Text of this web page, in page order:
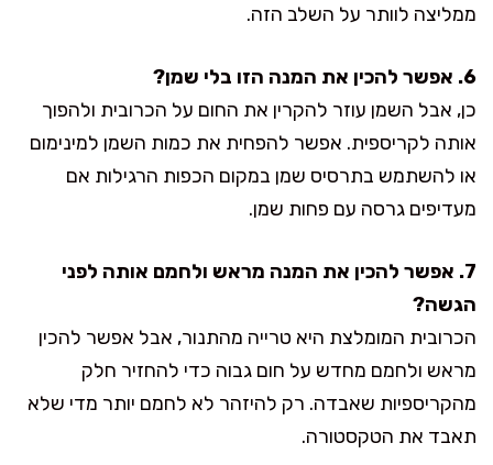
ממליצה לוותר על השלב הזה.
6. אפשר להכין את המנה הזו בלי שמן?
כן, אבל השמן עוזר להקרין את החום על הכרובית ולהפוך
אותה לקריספית. אפשר להפחית את כמות השמן למינימום
או להשתמש בתרסיס שמן במקום הכפות הרגילות אם
מעדיפים גרסה עם פחות שמן.
7. אפשר להכין את המנה מראש ולחמם אותה לפני
הגשה?
הכרובית המומלצת היא טרייה מהתנור, אבל אפשר להכין
מראש ולחמם מחדש על חום גבוה כדי להחזיר חלק
מהקריספיות שאבדה. רק להיזהר לא לחמם יותר מדי שלא
תאבד את הטקסטורה.